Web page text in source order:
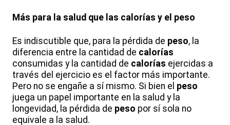
Más para la salud que las calorías y el peso
Es indiscutible que, para la pérdida de peso, la
diferencia entre la cantidad de calorías
consumidas y la cantidad de calorías ejercidas a
través del ejercicio es el factor más importante.
Pero no se engañe a sí mismo. Si bien el peso
juega un papel importante en la salud y la
longevidad, la pérdida de peso por sí sola no
equivale a la salud.